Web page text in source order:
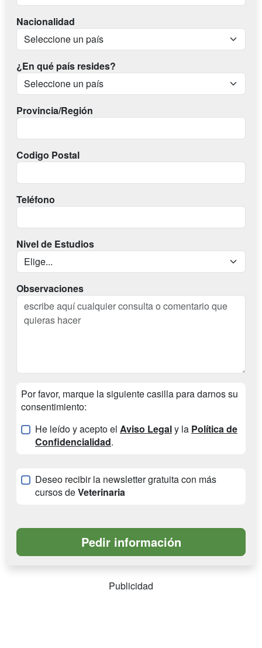
Nacionalidad
¿En qué país resides?
Provincia/Región
Codigo Postal
Teléfono
Nivel de Estudios
Observaciones
Por favor, marque la siguiente casilla para darnos su
consentimiento:
He leído y acepto el Aviso Legaly la Política de
Confidencialidad.
Deseo recibir la newsletter gratuita con más
cursos deVeterinaria
Publicidad